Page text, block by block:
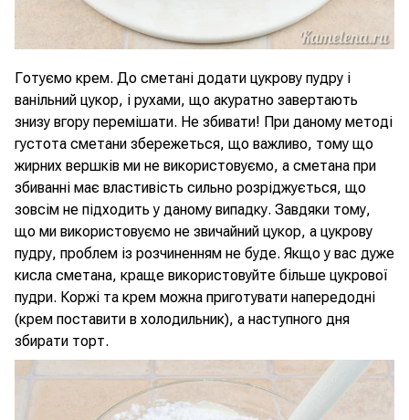
Готуємо крем. До сметані додати цукрову пудру і
ванільний цукор, і рухами, що акуратно завертають
знизу вгору перемішати. Не збивати! При даному методі
густота сметани збережеться, що важливо, тому що
жирних вершків ми не використовуємо, а сметана при
збиванні має властивість сильно розріджується, що
зовсім не підходить у даному випадку. Завдяки тому,
що ми використовуємо не звичайний цукор, а цукрову
пудру, проблем із розчиненням не буде. Якщо у вас дуже
кисла сметана, краще використовуйте більше цукрової
пудри. Коржі та крем можна приготувати напередодні
(крем поставити в холодильник), а наступного дня
збирати торт.